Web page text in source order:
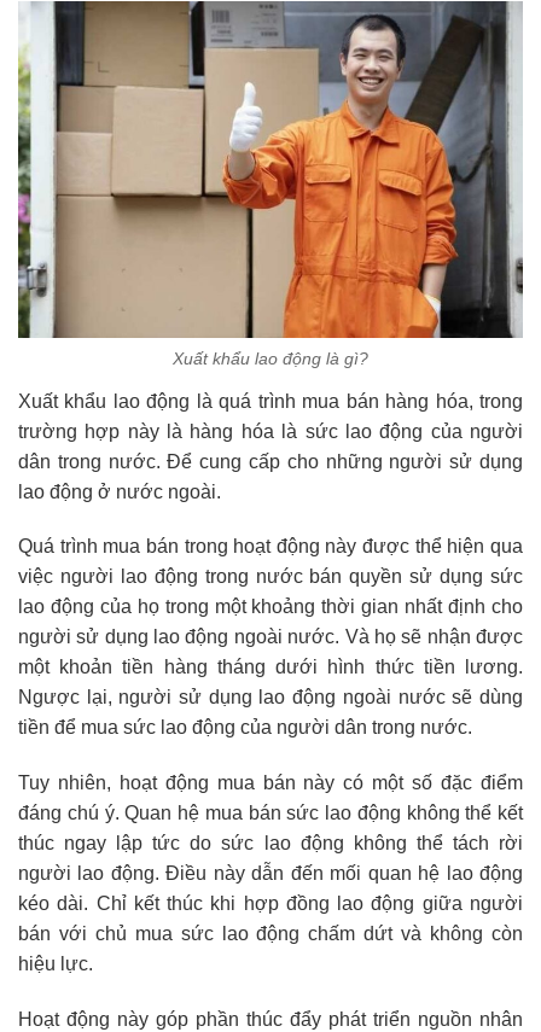
Xuất khẩu lao động là gì?
Xuất khẩu lao động là quá trình mua bán hàng hóa, trong
trường hợp này là hàng hóa là sức lao động của người
dân trong nước. Để cung cấp cho những người sử dụng
lao động ở nước ngoài.
Quá trình mua bán trong hoạt động này được thể hiện qua
việc người lao động trong nước bán quyền sử dụng sức
lao động của họ trong một khoảng thời gian nhất định cho
người sử dụng lao động ngoài nước. Và họ sẽ nhận được
một khoản tiền hàng tháng dưới hình thức tiền lương.
Ngược lại, người sử dụng lao động ngoài nước sẽ dùng
tiền để mua sức lao động của người dân trong nước.
Tuy nhiên, hoạt động mua bán này có một số đặc điểm
đáng chú ý. Quan hệ mua bán sức lao động không thể kết
thúc ngay lập tức do sức lao động không thể tách rời
người lao động. Điều này dẫn đến mối quan hệ lao động
kéo dài. Chỉ kết thúc khi hợp đồng lao động giữa người
bán với chủ mua sức lao động chấm dứt và không còn
hiệu lực.
Hoạt động này góp phần thúc đẩy phát triển nguồn nhân